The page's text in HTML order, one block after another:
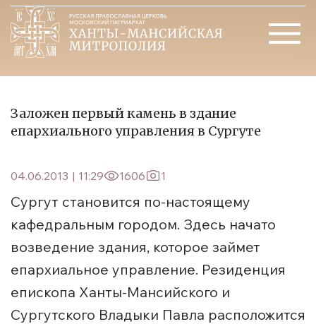
Заложен первый камень в здание
епархиального управления в Сургуте
04.06.2013 | 11:29 1606 1
Сургут становится по-настоящему
кафедральным городом. Здесь начато
возведение здания, которое займет
епархиальное управление. Резиденция
епископа Ханты-Мансийского и
Сургутского Владыки Павла расположится